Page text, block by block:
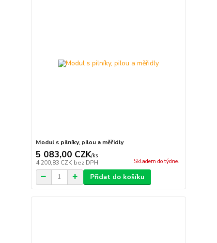
Modul s pilníky, pilou a měřidly
5 083,00 CZK/ks
4 200,83 CZK bez DPH Skladem do týdne.
Přidat do košíku